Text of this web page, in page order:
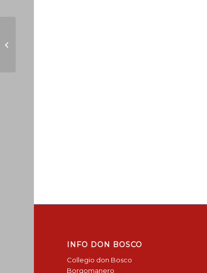
INFO DON BOSCO
Collegio don Bosco
Borgomanero